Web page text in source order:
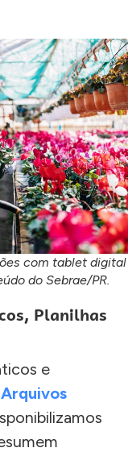
com tablet digital
do Sebrae/PR.
Planilhas
e
Arquivos